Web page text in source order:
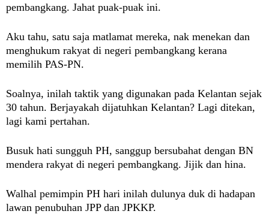
pembangkang. Jahat puak-puak ini.
Aku tahu, satu saja matlamat mereka, nak menekan dan
menghukum rakyat di negeri pembangkang kerana
memilih PAS-PN.
Soalnya, inilah taktik yang digunakan pada Kelantan sejak
30 tahun. Berjayakah dijatuhkan Kelantan? Lagi ditekan,
lagi kami pertahan.
Busuk hati sungguh PH, sanggup bersubahat dengan BN
mendera rakyat di negeri pembangkang. Jijik dan hina.
Walhal pemimpin PH hari inilah dulunya duk di hadapan
lawan penubuhan JPP dan JPKKP.